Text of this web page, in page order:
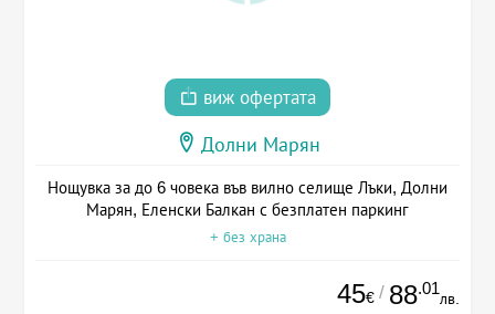
виж офертата
Долни Марян
Нощувка за до 6 човека във вилно селище Лъки, Долни
Марян, Еленски Балкан с безплатен паркинг
+ без храна
45€ / 88.01
лв.